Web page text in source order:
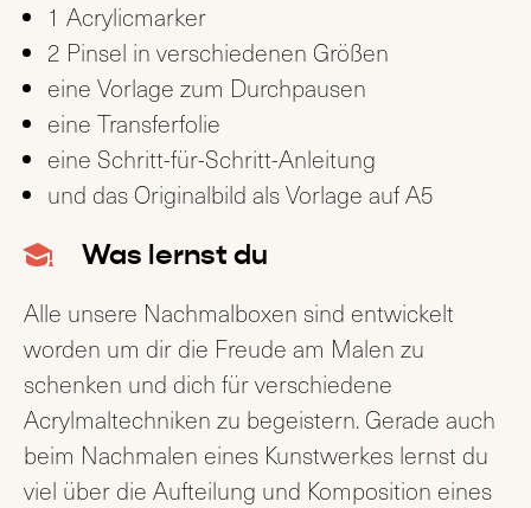
1 Acrylicmarker
2 Pinsel in verschiedenen Größen
eine Vorlage zum Durchpausen
eine Transferfolie
eine Schritt-für-Schritt-Anleitung
und das Originalbild als Vorlage auf A5
Was lernst du
Alle unsere Nachmalboxen sind entwickelt
worden um dir die Freude am Malen zu
schenken und dich für verschiedene
Acrylmaltechniken zu begeistern. Gerade auch
beim Nachmalen eines Kunstwerkes lernst du
viel über die Aufteilung und Komposition eines